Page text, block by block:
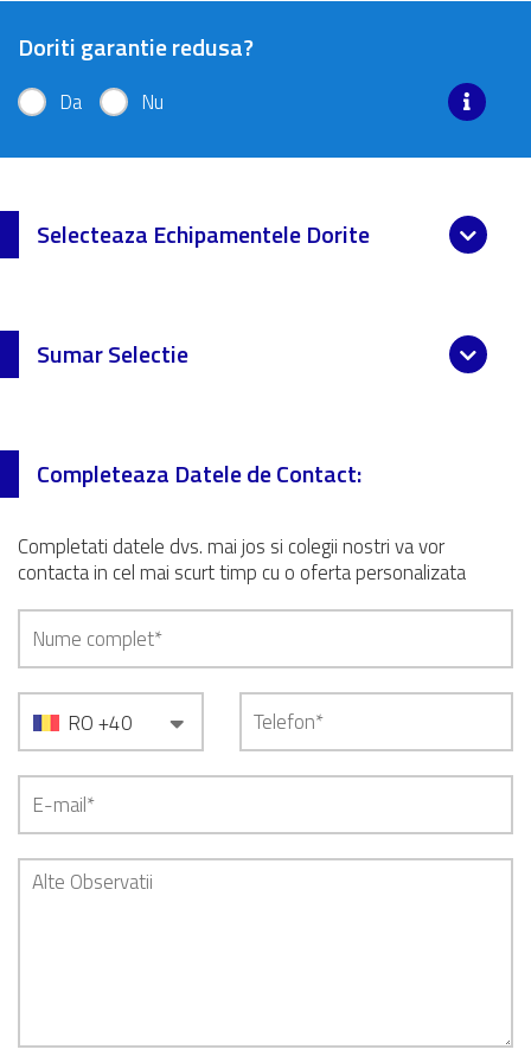
Doriti garantie redusa?
Da Nu
Selecteaza Echipamentele Dorite
Sumar Selectie
Completeaza Datele de Contact:
Completati datele dvs. mai jos si colegii nostri va vor
contacta in cel mai scurt timp cu o oferta personalizata
RO +40
GB +44
ES +34
IT +39
DE +49
US +1